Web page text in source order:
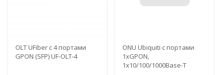
OLT UFiber c 4 портами
GPON (SFP) UF-OLT-4
ONU Ubiquiti с портами
1xGPON,
1х10/100/1000Base-T